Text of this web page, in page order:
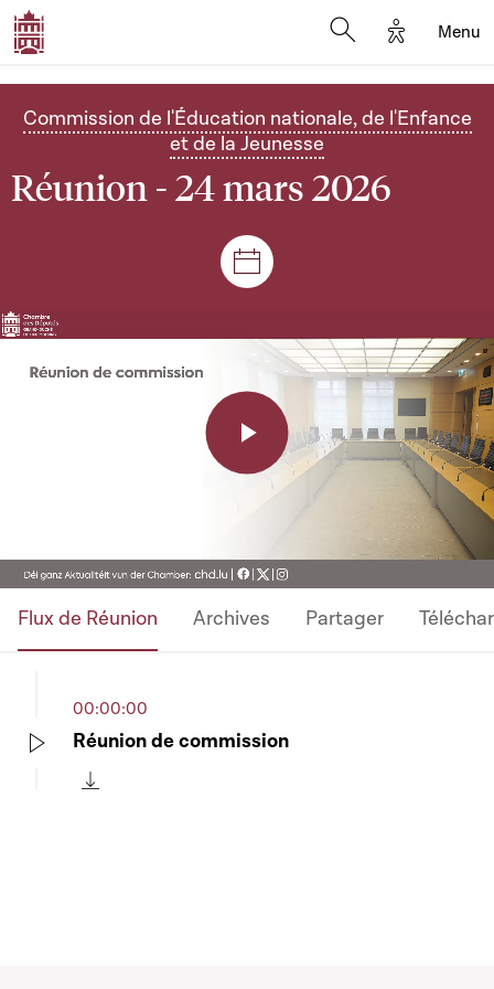
Options
Menu
Commission de l'Éducation nationale, de l'Enfance
et de la Jeunesse
Réunion - 24 mars 2026
Séances et réunions
Play
Video
Flux de Réunion Archives Partager
00:00:00
Réunion de commission